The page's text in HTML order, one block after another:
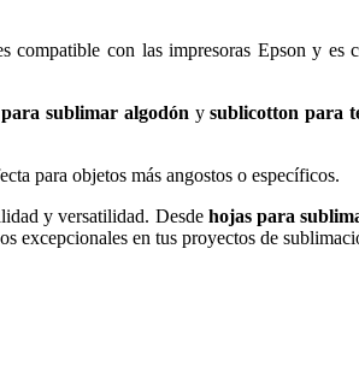
con las impresoras Epson y es
sublimar algodón ysublicotton para
para objetos más angostos o específicos.
y versatilidad. Desde hojas para
excepcionales en tus proyectos de